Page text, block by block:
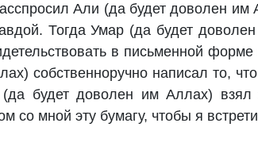
Али (да будет доволен им
Тогда Умар (да будет
в письменной форме
собственноручно написал то,
будет доволен им Аллах) взял
со мной эту бумагу, чтобы я